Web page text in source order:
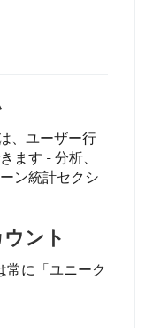
、ユーザー行
ます - 分析、
ン統計セクシ
ント
常に「ユニーク